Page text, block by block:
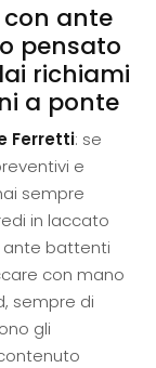
con ante
pensato
richiami
a ponte
Ferretti: se
e
sempre
in laccato
battenti
con mano
sempre di
gli